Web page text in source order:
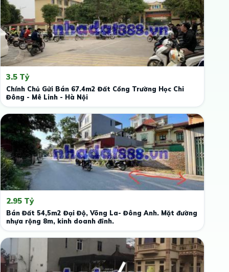
3.5 Tỷ
Chính Chủ Gửi Bán 67.4m2 Đất Cổng Trường Học Chi
Đông - Mê Linh - Hà Nội
2.95 Tỷ
Bán Đất 54,5m2 Đại Độ, Võng La- Đông Anh. Mặt đường
nhựa rộng 8m, kinh doanh đỉnh.